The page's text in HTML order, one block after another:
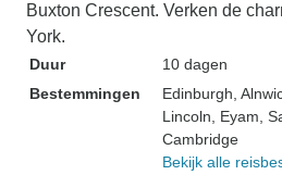
Buxton Crescent. Verken de
York.
Duur
10 dagen
Bestemmingen
Edinburgh ,
Lincoln , Eyam ,
Cambridge
Bekijk alle